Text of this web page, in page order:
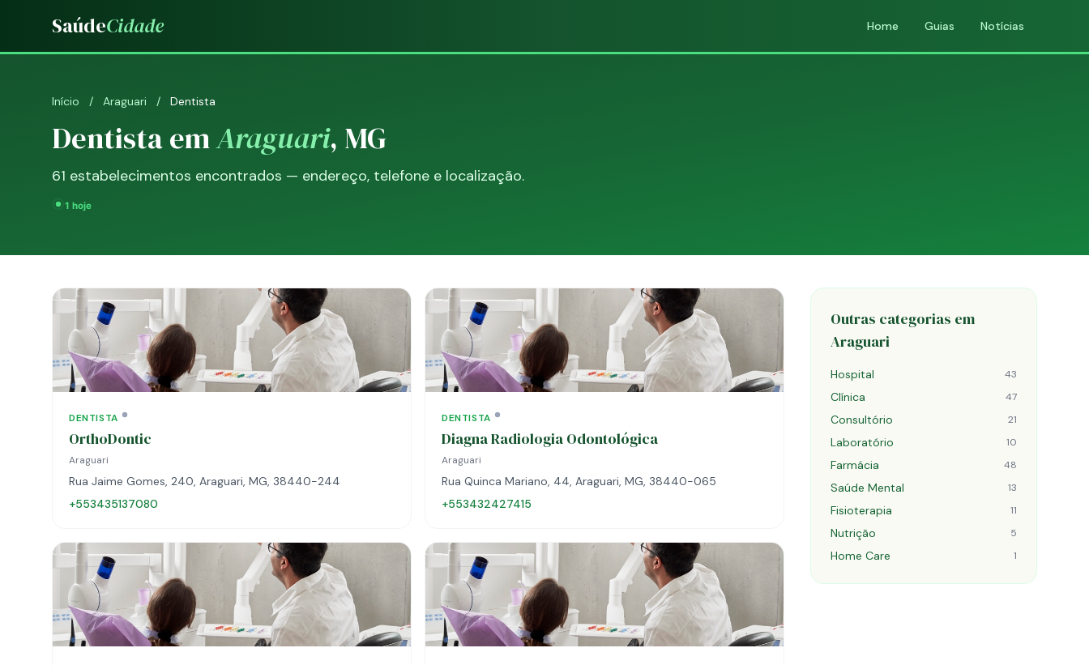
SaúdeCidade Home Guias Notícias
Início / Araguari / Dentista
Dentista emAraguari, MG
61 estabelecimentos encontrados — endereço, telefone e localização.
DENTISTA
OrthoDontic
Araguari
Rua Jaime Gomes, 240, Araguari, MG, 38440-244
+553435137080
DENTISTA
Diagna Radiologia Odontológica
Araguari
Rua Quinca Mariano, 44, Araguari, MG, 38440-065
+553432427415
Outras categorias em
Araguari
Hospital 43
Clínica 47
Consultório 21
Laboratório 10
Farmácia 48
Saúde Mental 13
Fisioterapia 11
Nutrição 5
Home Care 1